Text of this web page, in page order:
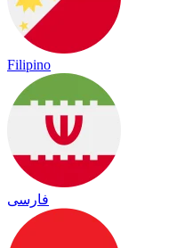
Filipino
فارسی